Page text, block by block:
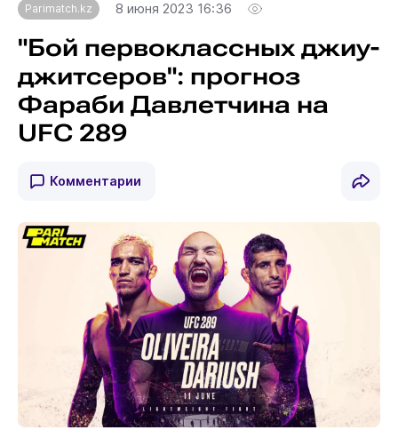
Parimatch.kz 8 июня 2023 16:36
"Бой первоклассных джиу-
джитсеров": прогноз
Фараби Давлетчина на
UFC 289
Комментарии